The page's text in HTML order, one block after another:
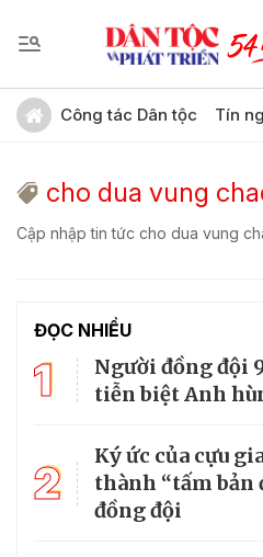
Công tác Dân tộc Tín
cho dua vung
Cập nhập tin tức cho dua vung
ĐỌC NHIỀU
1
Người đồng đội
tiễn biệt Anh
2
Ký ức của cựu
thành “tấm bản
đồng đội